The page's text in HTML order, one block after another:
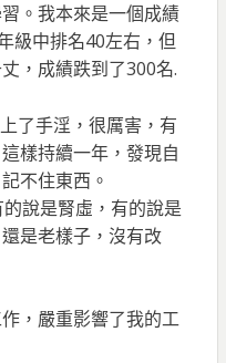
。我本來是一個成績
級中排名40左右，但
，成績跌到了300名.
了手淫，很厲害，有
樣持續一年，發現自
不住東西。
說是腎虛，有的說是
是老樣子，沒有改
，嚴重影響了我的工